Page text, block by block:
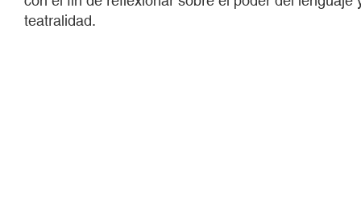
teatralidad.